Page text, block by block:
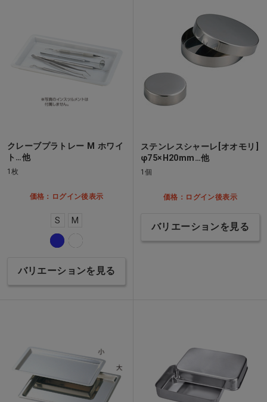
クレーブプラトレー M ホワイ
ト…他
1枚
価格：ログイン後表示
S M
バリエーションを見る
ステンレスシャーレ[オオモリ]
φ75×H20mm…他
1個
価格：ログイン後表示
バリエーションを見る